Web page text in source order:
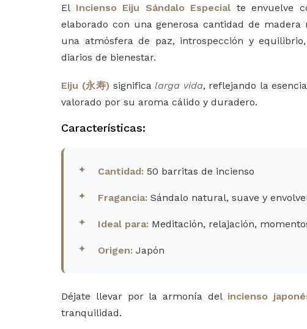
El Incienso Eiju Sándalo Especial te envuelve
elaborado con una generosa cantidad de
una atmósfera de paz, introspección y
diarios de bienestar.
Eiju (永寿) significa larga vida, reflejando la
valorado por su aroma cálido y duradero.
Características:
Cantidad: 50 barritas de incienso
Fragancia: Sándalo natural, suave y
Ideal para: Meditación, relajación,
Origen: Japón
Déjate llevar por la armonía del incienso
tranquilidad.